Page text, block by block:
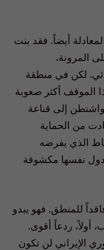
أيضاً. فقد بنت
المرونة،
لكن في منطقة
الموقف أكثر صعوبة
إلى قناعة
من الحماية
الذي يفرضه
نفسها مكشوفة
للمنطق. فهو يبدو
أولاً، ردعاً أقوى.
الإيراني لن تكون